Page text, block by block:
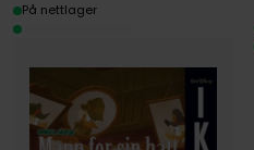
På nettlager